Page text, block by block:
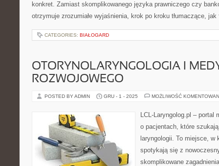
konkret. Zamiast skomplikowanego języka prawniczego czy
otrzymuje zrozumiałe wyjaśnienia, krok po kroku tłumaczące,
CATEGORIES: BIAŁOGARD
OTORYNOLARYNGOLOGIA I
ROZWOJOWEGO
POSTED BY ADMIN GRU - 1 - 2025 MOŻLIWOŚĆ
LCL-Laryngolog.pl –
o pacjentach, które
laryngologii. To miejsce,
spotykają się z
skomplikowane